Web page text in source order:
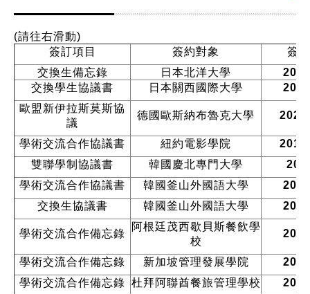
(請往右滑動)
簽訂項目
簽約對象
簽
交換生備忘錄
日本北洋大學
交換學生協議書
日本關西國際大學
歐盟新伊拉斯莫斯協
議
德國歐斯納布魯克大學
學術交流合作協議書 紐約電影學院
雙聯學制協議書
韓國慶北專門大學
學術交流合作協議書
韓國釜山外國語大學
交換生協議書
韓國釜山外國語大學
學術交流合作備忘錄
阿根廷茂西歇貝斯餐飲學
校
學術交流合作備忘錄 新加坡管理發展學院
學術交流合作備忘錄 杜拜阿聯酋餐旅管理學校